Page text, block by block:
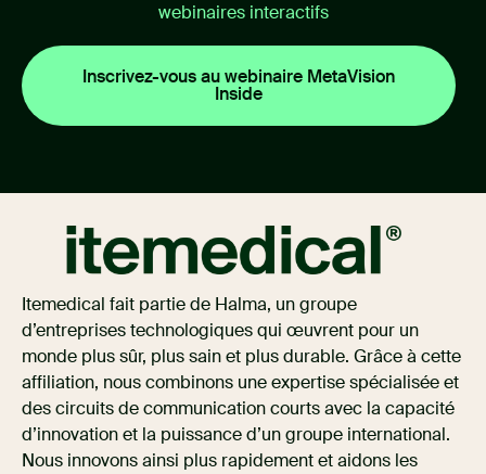
webinaires interactifs
Inscrivez-vous au webinaire MetaVision
Inside
Itemedical fait partie de Halma, un groupe
d’entreprises technologiques qui œuvrent pour un
monde plus sûr, plus sain et plus durable. Grâce à cette
affiliation, nous combinons une expertise spécialisée et
des circuits de communication courts avec la capacité
d’innovation et la puissance d’un groupe international.
Nous innovons ainsi plus rapidement et aidons les